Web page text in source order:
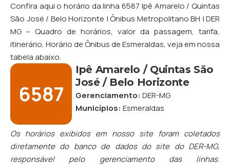
Confira aqui o horário da linha 6587 Ipê Amarelo / Quintas
São José / Belo Horizonte | Ônibus Metropolitano BH | DER
MG – Quadro de horários, valor da passagem, tarifa,
itinerário, Horário de Ônibus deEsmeraldas, veja em nossa
tabela abaixo.
6587
Ipê Amarelo / Quintas São
José / Belo Horizonte
Gerenciamento: DER-MG
Municípios: Esmeraldas
Os horários exibidos em nosso site foram coletados
diretamente do banco de dados do site do DER-MG,
responsável pelo gerenciamento das linhas.